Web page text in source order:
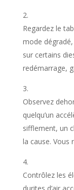
Regardez le
mode
sur certains
redémarrage,
Observez
quelqu’un
sifflement, un
la cause. Vous
Contrôlez les